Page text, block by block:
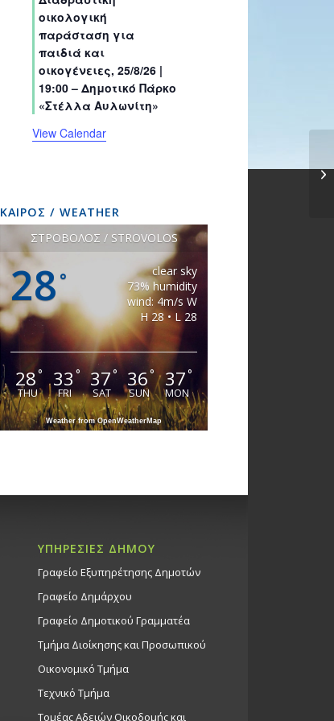
sssss
t
s
t
s
t
s
t
s
t
s
t
s
οικολογική
παράσταση για
παιδιά και
οικογένειες, 25/8/26 |
19:00 – Δημοτικό Πάρκο
«Στέλλα Αυλωνίτη»
View Calendar
ΚΑΙΡΟΣ / WEATHER
ΣΤΡΟΒΟΛΟΣ / STROVOLOS
28 °
clear sky
73% humidity
wind: 4m/s W
H 28 • L 28
28°
THU
33°
FRI
37°
SAT
36°
SUN
37°
MON
Weather from OpenWeatherMap
ΥΠΗΡΕΣΙΕΣ ΔΗΜΟΥ
Γραφείο Εξυπηρέτησης Δημοτών
Γραφείο Δημάρχου
Γραφείο Δημοτικού Γραμματέα
Τμήμα Διοίκησης και Προσωπικού
Οικονομικό Τμήμα
Τεχνικό Τμήμα
Τομέας Αδειών Οικοδομής και